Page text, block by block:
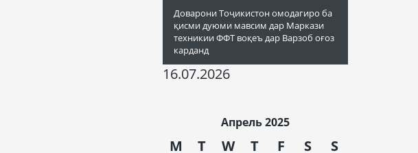
Доварони Тоҷикистон омодагиро ба
қисми дуюми мавсим дар Маркази
техникии ФФТ воқеъ дар Варзоб оғоз
карданд
16.07.2026
Апрель 2025
M T W T F S S